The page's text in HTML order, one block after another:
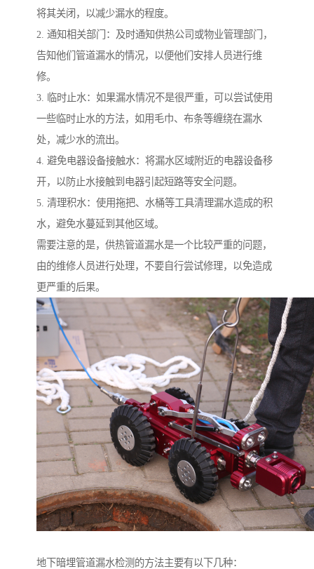
将其关闭，以减少漏水的程度。
2. 通知相关部门：及时通知供热公司或物业管理部门，
告知他们管道漏水的情况，以便他们安排人员进行维
修。
3. 临时止水：如果漏水情况不是很严重，可以尝试使用
一些临时止水的方法，如用毛巾、布条等缠绕在漏水
处，减少水的流出。
4. 避免电器设备接触水：将漏水区域附近的电器设备移
开，以防止水接触到电器引起短路等安全问题。
5. 清理积水：使用拖把、水桶等工具清理漏水造成的积
水，避免水蔓延到其他区域。
需要注意的是，供热管道漏水是一个比较严重的问题，
由的维修人员进行处理，不要自行尝试修理，以免造成
更严重的后果。
地下暗埋管道漏水检测的方法主要有以下几种：